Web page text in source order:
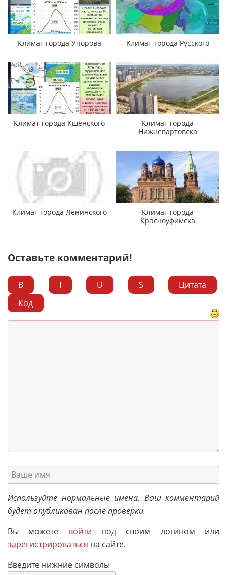
Климат города Упорова Климат города Русского
Климат города Кшенского
Климат города
Нижневартовска
Климат города Ленинского
Климат города
Красноуфимска
Оставьте комментарий!
B I U S
Цитата
Код
Используйте нормальные имена. Ваш комментарий
будет опубликован после проверки.
Вы можете войти под своим логином или
зарегистрироваться на сайте.
Введите нижние символы